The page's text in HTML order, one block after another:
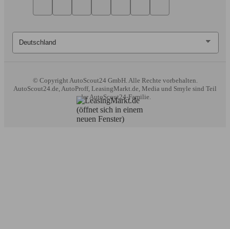
© Copyright AutoScout24 GmbH. Alle Rechte vorbehalten.
AutoScout24.de, AutoProff, LeasingMarkt.de, Media und Smyle sind Teil
der AutoScout24-Familie.